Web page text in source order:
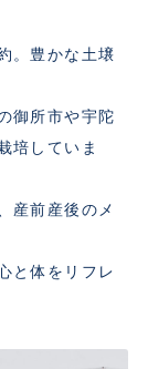
。豊かな土壌
御所市や宇陀
培していま
産前産後のメ
と体をリフレ